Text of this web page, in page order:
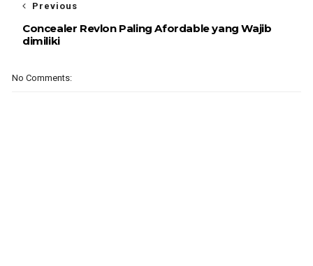
Previous
Concealer Revlon Paling Afordable yang Wajib
dimiliki
No Comments: